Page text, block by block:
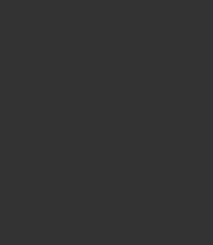
Professional,
de besoin.